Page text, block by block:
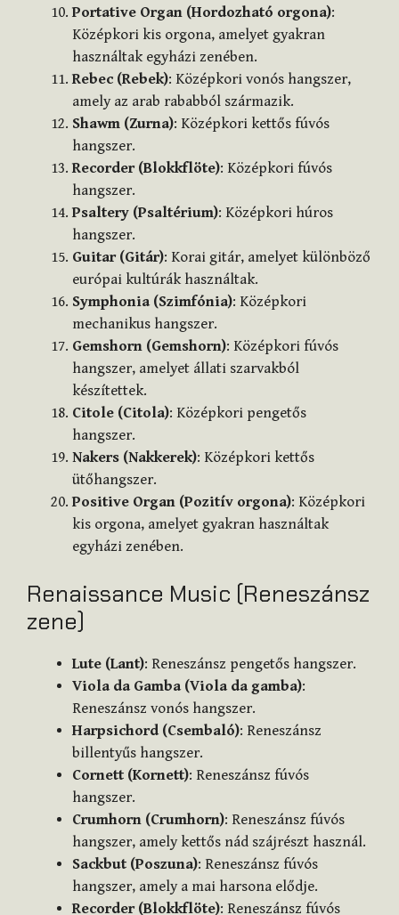
Portative Organ (Hordozható orgona):
Középkori kis orgona, amelyet gyakran
használtak egyházi zenében.
Rebec (Rebek): Középkori vonós hangszer,
amely az arab rababból származik.
Shawm (Zurna): Középkori kettős fúvós
hangszer.
Recorder (Blokkflöte): Középkori fúvós
hangszer.
Psaltery (Psaltérium): Középkori húros
hangszer.
Guitar (Gitár): Korai gitár, amelyet különböző
európai kultúrák használtak.
Symphonia (Szimfónia): Középkori
mechanikus hangszer.
Gemshorn (Gemshorn): Középkori fúvós
hangszer, amelyet állati szarvakból
készítettek.
Citole (Citola): Középkori pengetős
hangszer.
Nakers (Nakkerek): Középkori kettős
ütőhangszer.
Positive Organ (Pozitív orgona): Középkori
kis orgona, amelyet gyakran használtak
egyházi zenében.
Renaissance Music (Reneszánsz
zene)
Lute (Lant): Reneszánsz pengetős hangszer.
Viola da Gamba (Viola da gamba):
Reneszánsz vonós hangszer.
Harpsichord (Csembaló): Reneszánsz
billentyűs hangszer.
Cornett (Kornett): Reneszánsz fúvós
hangszer.
Crumhorn (Crumhorn): Reneszánsz fúvós
hangszer, amely kettős nád szájrészt használ.
Sackbut (Poszuna): Reneszánsz fúvós
hangszer, amely a mai harsona elődje.
Recorder (Blokkflöte): Reneszánsz fúvós